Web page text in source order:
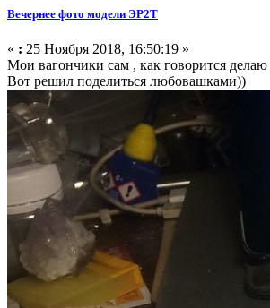
Вечернее фото модели ЭР2Т
« : 25 Ноября 2018, 16:50:19 »
Мои вагончики сам , как говорится
Вот решил поделиться любовашками))